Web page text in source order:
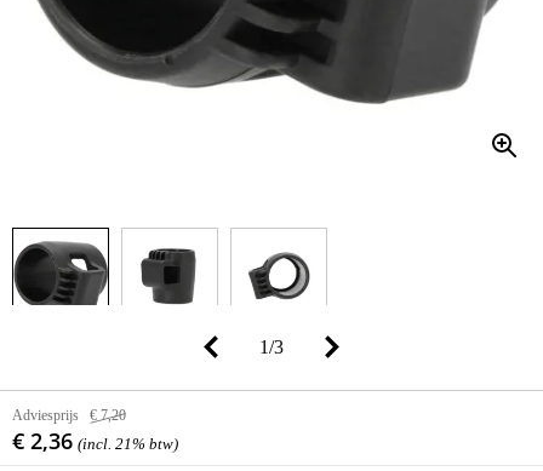
1/3
Adviesprijs € 7,20
€ 2,36 (incl. 21% btw)